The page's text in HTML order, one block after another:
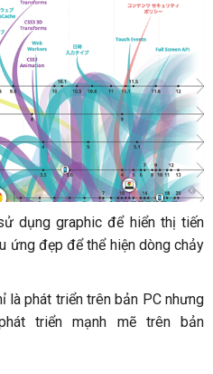
dụng graphic để hiển thị tiến
ứng đẹp để thể hiện dòng chảy
là phát triển trên bản PC nhưng
triển mạnh mẽ trên bản